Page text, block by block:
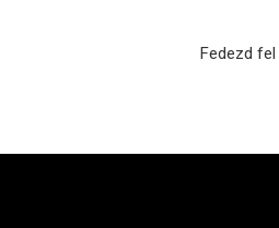
Fedezd